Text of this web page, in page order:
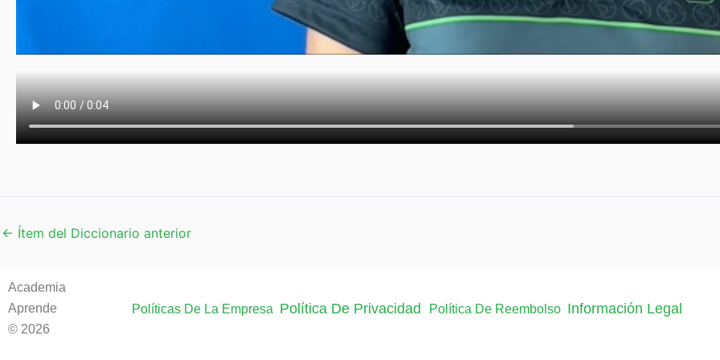
← Ítem del Diccionario anterior
Academia
Aprende
© 2026
Políticas De La Empresa Política De Privacidad Política De Reembolso Información Legal